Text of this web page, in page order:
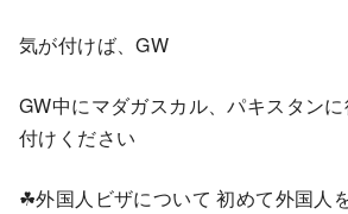
気が付けば、GW
GW中にマダガスカル、パキスタン
付けください
☘外国人ビザについて 初めて外国人